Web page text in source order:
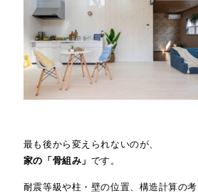
最も後から変えられないのが、
家の「骨組み」 です。
耐震等級や柱・壁の位置、構造計算の考